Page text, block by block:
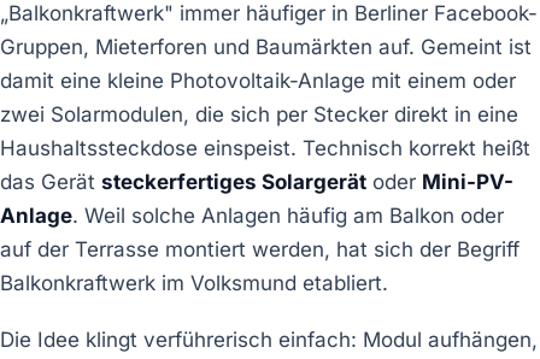
„Balkonkraftwerk" immer häufiger in Berliner Facebook-
Gruppen, Mieterforen und Baumärkten auf. Gemeint ist
damit eine kleine Photovoltaik-Anlage mit einem oder
zwei Solarmodulen, die sich per Stecker direkt in eine
Haushaltssteckdose einspeist. Technisch korrekt heißt
das Gerät steckerfertiges Solargerät oder Mini-PV-
Anlage. Weil solche Anlagen häufig am Balkon oder
auf der Terrasse montiert werden, hat sich der Begriff
Balkonkraftwerk im Volksmund etabliert.
Die Idee klingt verführerisch einfach: Modul aufhängen,